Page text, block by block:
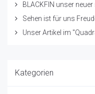
BLACKFIN unser
Sehen ist für uns
Unser Artikel im
Kategorien